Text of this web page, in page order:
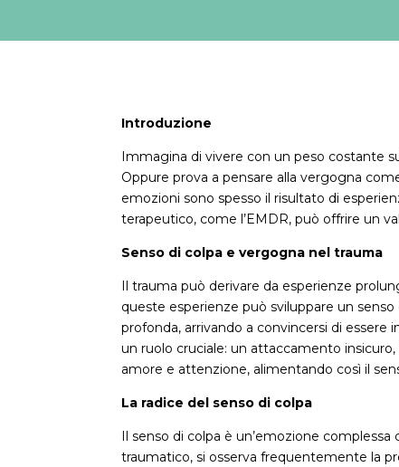
Introduzione
Immagina di vivere con un peso costante
Oppure prova a pensare alla vergogna
emozioni sono spesso il risultato di
terapeutico, come l’EMDR, può offrire un
Senso di colpa e vergogna nel trauma
Il trauma può derivare da esperienze
queste esperienze può sviluppare un
profonda, arrivando a convincersi di
un ruolo cruciale: un attaccamento
amore e attenzione, alimentando così il
La radice del senso di colpa
Il senso di colpa è un’emozione
traumatico, si osserva frequentemente la